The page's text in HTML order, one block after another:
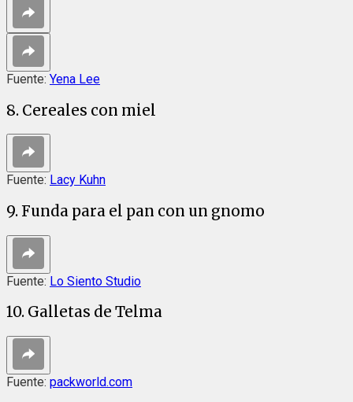
Fuente: Yena Lee
8. Cereales con miel
Fuente: Lacy Kuhn
9. Funda para el pan con un gnomo
Fuente: Lo Siento Studio
10. Galletas de Telma
Fuente: packworld.com